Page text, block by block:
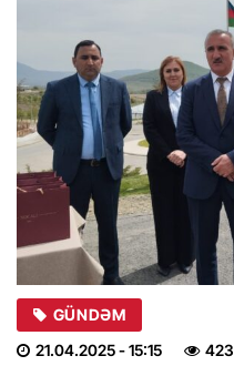
GÜNDƏM
21.04.2025- 15:15 423